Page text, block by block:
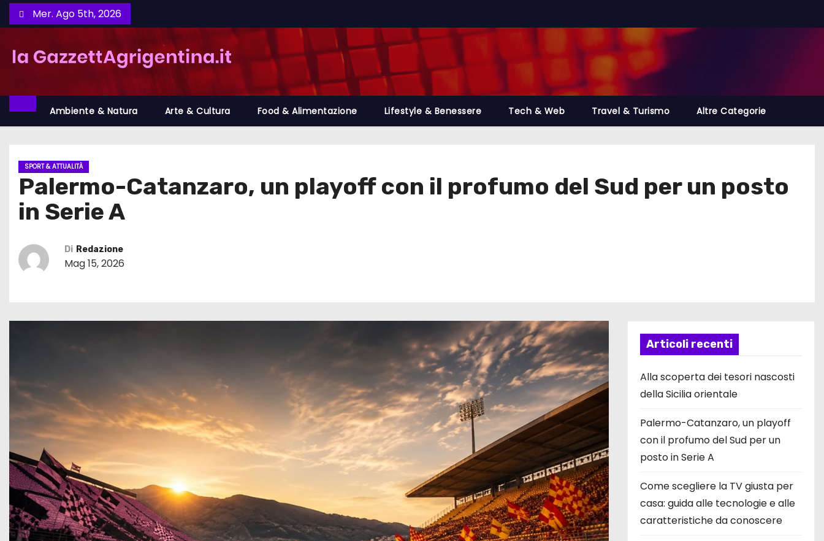
a
a
c
Mer. Ago 5th, 2026
Ambiente & Natura Arte & Cultura Food & Alimentazione Lifestyle & Benessere Tech & Web Travel & Turismo Altre Categorie
SPORT & ATTUALITÀ
Palermo-Catanzaro, un playoff con il profumo del Sud per un posto
in Serie A
Di Redazione
Mag 15, 2026
Articoli recenti
Alla scoperta dei tesori nascosti
della Sicilia orientale
Palermo-Catanzaro, un playoff
con il profumo del Sud per un
posto in Serie A
Come scegliere la TV giusta per
casa: guida alle tecnologie e alle
caratteristiche da conoscere